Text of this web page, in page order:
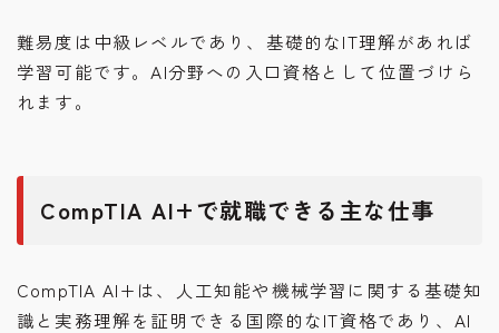
難易度は中級レベルであり、基礎的なIT理解があれば
学習可能です。AI分野への入口資格として位置づけら
れます。
CompTIA AI+で就職できる主な仕事
CompTIA AI+は、人工知能や機械学習に関する基礎知
識と実務理解を証明できる国際的なIT資格であり、AI